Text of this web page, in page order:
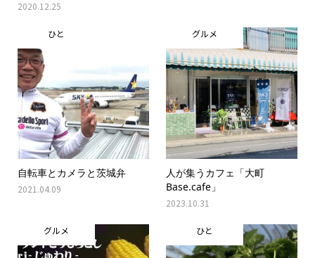
2020.12.25
ひと
自転車とカメラと茨城弁
2021.04.09
グルメ
人が集うカフェ「大町
Base.cafe」
2023.10.31
グルメ ひと